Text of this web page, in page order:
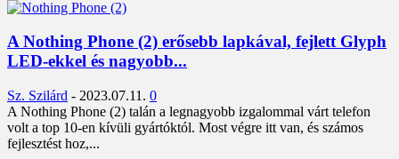
A Nothing Phone (2) erősebb lapkával, fejlett Glyph
LED-ekkel és nagyobb...
Sz. Szilárd - 2023.07.11. 0
A Nothing Phone (2) talán a legnagyobb izgalommal várt telefon
volt a top 10-en kívüli gyártóktól. Most végre itt van, és számos
fejlesztést hoz,...